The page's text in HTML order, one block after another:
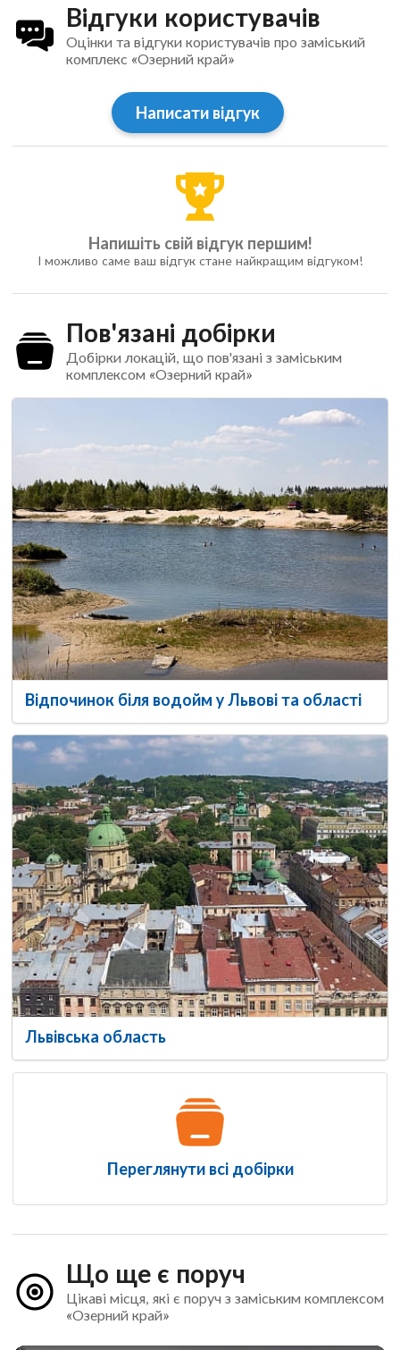
Відгуки користувачів
Оцінки та відгуки користувачів про заміський
комплекс «Озерний край»
Написати відгук
Напишіть свій відгук першим!
І можливо саме ваш відгук стане найкращим відгуком!
Пов'язані добірки
Добірки локацій, що пов'язані з заміським
комплексом «Озерний край»
Відпочинок біля водойм у Львові та області
Львівська область
Переглянути всі добірки
Що ще є поруч
Цікаві місця, які є поруч з заміським комплексом
«Озерний край»